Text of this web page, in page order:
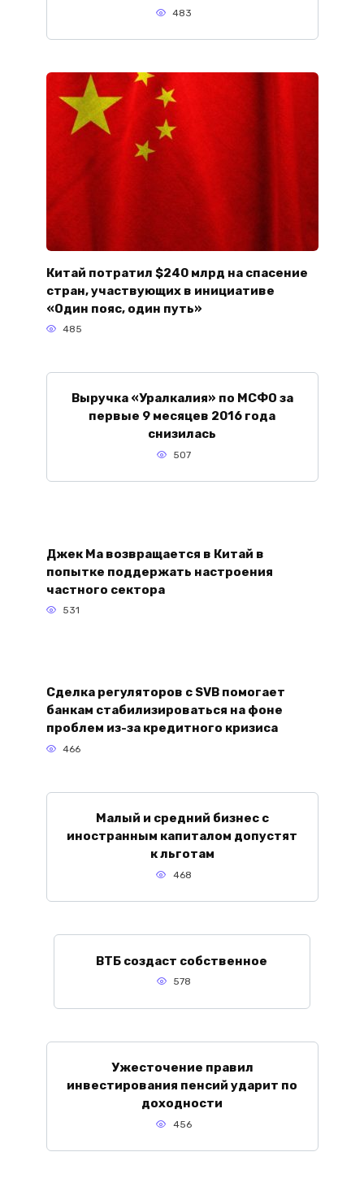
483
Китай потратил $240 млрд на спасение
стран, участвующих в инициативе
«Один пояс, один путь»
485
Выручка «Уралкалия» по МСФО за
первые 9 месяцев 2016 года
снизилась
507
Джек Ма возвращается в Китай в
попытке поддержать настроения
частного сектора
531
Сделка регуляторов с SVB помогает
банкам стабилизироваться на фоне
проблем из-за кредитного кризиса
466
Малый и средний бизнес с
иностранным капиталом допустят
к льготам
468
ВТБ создаст собственное
578
Ужесточение правил
инвестирования пенсий ударит по
доходности
456